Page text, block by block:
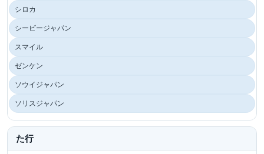
シロカ
シービージャパン
スマイル
ゼンケン
ソウイジャパン
ソリスジャパン
た行